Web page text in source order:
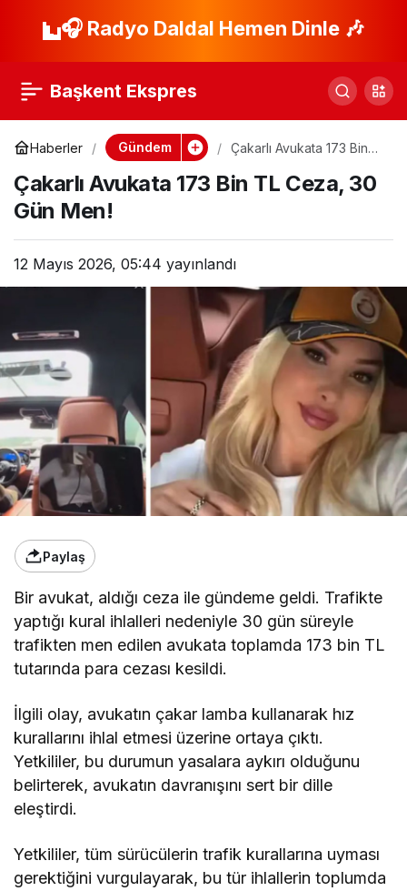
🎧 Radyo Daldal Hemen Dinle 🎶
Başkent Ekspres
Haberler Gündem
Çakarlı Avukata 173 Bin
Çakarlı Avukata 173 Bin TL Ceza, 30
Gün Men!
12 Mayıs 2026, 05:44 yayınlandı
Paylaş
Bir avukat, aldığı ceza ile gündeme geldi. Trafikte
yaptığı kural ihlalleri nedeniyle 30 gün süreyle
trafikten men edilen avukata toplamda 173 bin TL
tutarında para cezası kesildi.
İlgili olay, avukatın çakar lamba kullanarak hız
kurallarını ihlal etmesi üzerine ortaya çıktı.
Yetkililer, bu durumun yasalara aykırı olduğunu
belirterek, avukatın davranışını sert bir dille
eleştirdi.
Yetkililer, tüm sürücülerin trafik kurallarına uyması
gerektiğini vurgulayarak, bu tür ihlallerin toplumda
Yasa Dışı Bahis
Gözaltı!
Paylaş